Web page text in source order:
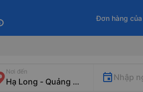
Đơn hàng
Nơi đến
Nhập